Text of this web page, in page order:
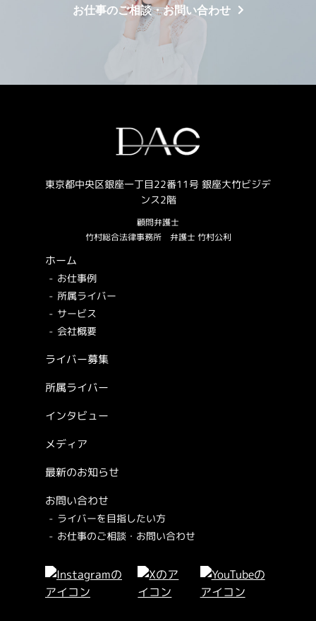
お仕事のご相談・お問い合わせ
東京都中央区銀座一丁目22番11号 銀座大竹ビジデ
ンス2階
顧問弁護士
竹村総合法律事務所 弁護士 竹村公利
ホーム
お仕事例
所属ライバー
サービス
会社概要
ライバー募集
所属ライバー
インタビュー
メディア
最新のお知らせ
お問い合わせ
ライバーを目指したい方
お仕事のご相談・お問い合わせ